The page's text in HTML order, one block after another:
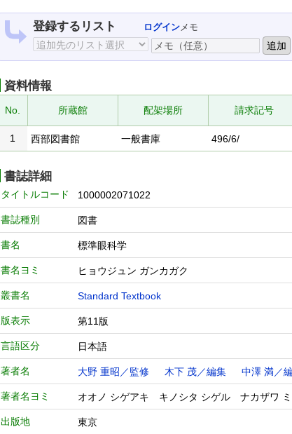
登録するリスト ログインメモ
資料情報
No. 所蔵館 配架場所 請求記号
1
西部図書館 一般書庫 496/6/
書誌詳細
タイトルコード 1000002071022
書誌種別 図書
書名 標準眼科学
書名ヨミ ヒョウジュン ガンカガク
叢書名 Standard Textbook
版表示 第11版
言語区分 日本語
著者名 大野 重昭／監修 木下 茂／編集 中澤 満／
著者名ヨミ オオノ シゲアキ キノシタ シゲル ナカザワ
出版地 東京